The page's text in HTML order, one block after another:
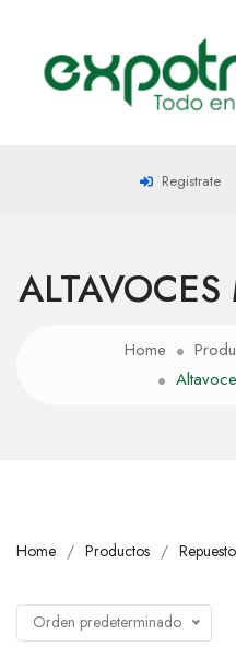
Registrate
Home
Home Productos
Orden predeterminado